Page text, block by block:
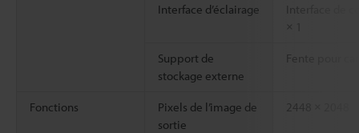
Interface d’éclairage
× 1
Support de
stockage externe
Fente pour
Fonctions
Pixels de l’image de
sortie
2448 × 2048